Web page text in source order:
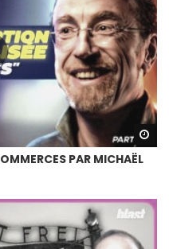
PAR MICHAËL